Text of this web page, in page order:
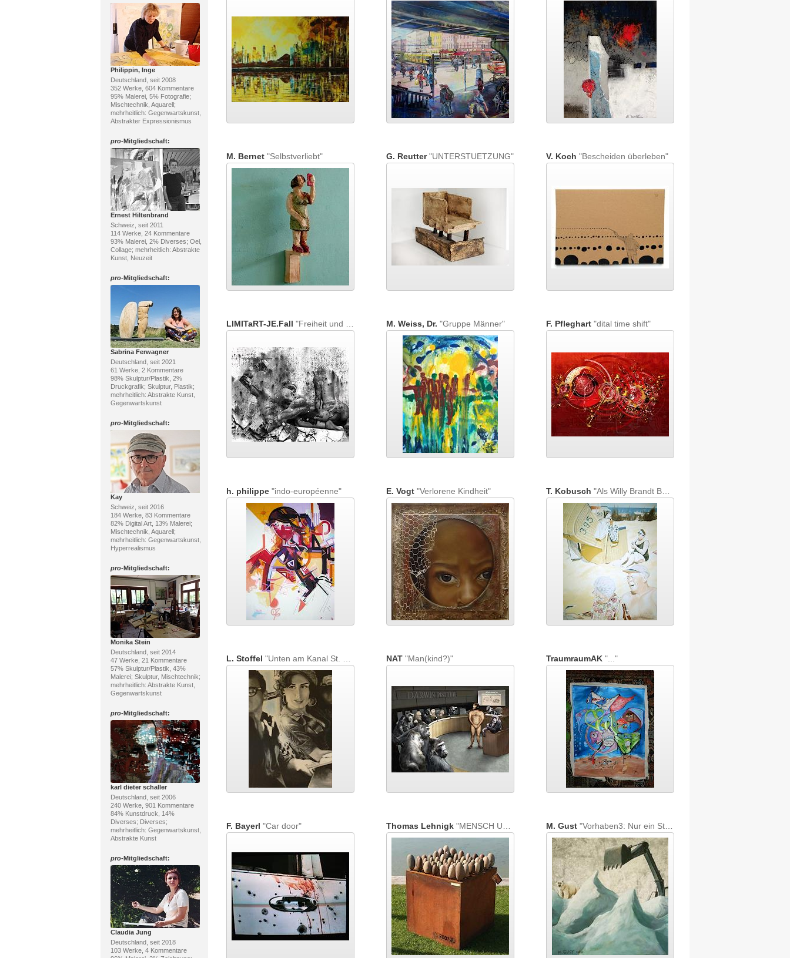
Philippin, Inge
Deutschland, seit 2008
352 Werke, 604 Kommentare
95% Malerei, 5% Fotografie;
Mischtechnik, Aquarell;
mehrheitlich: Gegenwartskunst,
Abstrakter Expressionismus
pro-Mitgliedschaft:
Ernest Hiltenbrand
Schweiz, seit 2011
114 Werke, 24 Kommentare
93% Malerei, 2% Diverses; Oel,
Collage; mehrheitlich: Abstrakte
Kunst, Neuzeit
pro-Mitgliedschaft:
Sabrina Ferwagner
Deutschland, seit 2021
61 Werke, 2 Kommentare
98% Skulptur/Plastik, 2%
Druckgrafik; Skulptur, Plastik;
mehrheitlich: Abstrakte Kunst,
Gegenwartskunst
pro-Mitgliedschaft:
Kay
Schweiz, seit 2016
184 Werke, 83 Kommentare
82% Digital Art, 13% Malerei;
Mischtechnik, Aquarell;
mehrheitlich: Gegenwartskunst,
Hyperrealismus
pro-Mitgliedschaft:
Monika Stein
Deutschland, seit 2014
47 Werke, 21 Kommentare
57% Skulptur/Plastik, 43%
Malerei; Skulptur, Mischtechnik;
mehrheitlich: Abstrakte Kunst,
Gegenwartskunst
pro-Mitgliedschaft:
karl dieter schaller
Deutschland, seit 2006
240 Werke, 901 Kommentare
84% Kunstdruck, 14%
Diverses; Diverses;
mehrheitlich: Gegenwartskunst,
Abstrakte Kunst
pro-Mitgliedschaft:
Claudia Jung
Deutschland, seit 2018
103 Werke, 4 Kommentare
M. Bernet"Selbstverliebt" G. Reutter"UNTERSTUETZUNG" V. Koch "Bescheiden überleben"
LIMITaRT-JE.Fall "Freiheit und Wahn: Deutsche Arbeit." M. Weiss, Dr. "Gruppe Männer" F. Pfleghart"dital time shift"
h. philippe"indo-européenne" E. Vogt"Verlorene Kindheit" T. Kobusch "Als Willy Brandt Bundeskanzler war"
L. Stoffel "Unten am Kanal St. Martin" NAT"Man(kind?)" TraumraumAK"..."
F. Bayerl "Car door" Thomas Lehnigk"MENSCH UND NATUR" M. Gust"Vorhaben3: Nur ein Stück Eis"